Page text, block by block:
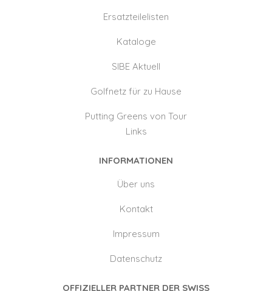
Ersatzteilelisten
Kataloge
SIBE Aktuell
Golfnetz für zu Hause
Putting Greens von Tour
Links
INFORMATIONEN
Über uns
Kontakt
Impressum
Datenschutz
OFFIZIELLER PARTNER DER SWISS